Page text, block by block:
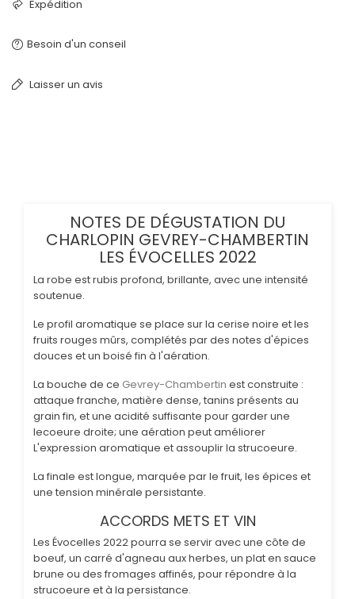
Expédition
Besoin d'un conseil
Laisser un avis
NOTES DE DÉGUSTATION DU
CHARLOPIN GEVREY-CHAMBERTIN
LES ÉVOCELLES 2022
La robe est rubis profond, brillante, avec une intensité
soutenue.
Le profil aromatique se place sur la cerise noire et les
fruits rouges mûrs, complétés par des notes d'épices
douces et un boisé fin à l'aération.
La bouche de ce Gevrey-Chambertin est construite :
attaque franche, matière dense, tanins présents au
grain fin, et une acidité suffisante pour garder une
lecoeure droite; une aération peut améliorer
L'expression aromatique et assouplir la strucoeure.
La finale est longue, marquée par le fruit, les épices et
une tension minérale persistante.
ACCORDS METS ET VIN
Les Évocelles 2022 pourra se servir avec une côte de
boeuf, un carré d'agneau aux herbes, un plat en sauce
brune ou des fromages affinés, pour répondre à la
strucoeure et à la persistance.